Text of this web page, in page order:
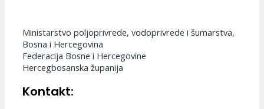
Ministarstvo poljoprivrede, vodoprivrede i šumarstva,
Bosna i Hercegovina
Federacija Bosne i Hercegovine
Hercegbosanska županija
Kontakt: